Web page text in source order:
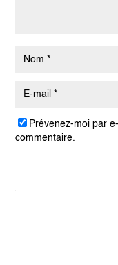
Prévenez-moi par
commentaire.